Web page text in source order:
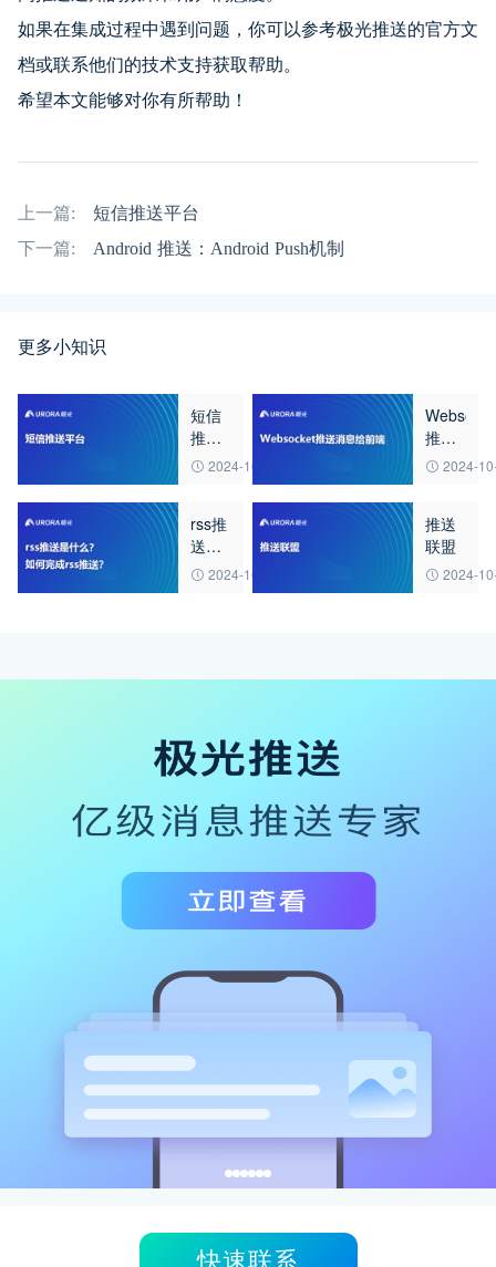
如果在集成过程中遇到问题，你可以参考极光推送的官方文
档或联系他们的技术支持获取帮助。
希望本文能够对你有所帮助！
上一篇:
短信推送平台
下一篇:
Android 推送：Android Push机制
更多小知识
短信
推送
平台2024-10-10
推送
消息2024-
rss推
送是
什
送？
2024-10-10
推送
联盟
2024-
快速联系